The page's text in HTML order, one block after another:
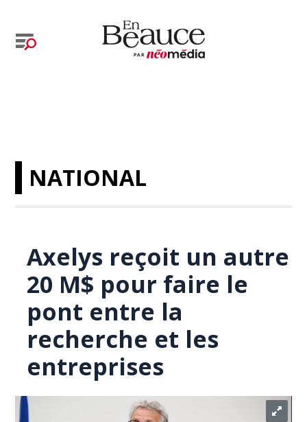
NATIONAL
Axelys reçoit un autre
20 M$ pour faire le
pont entre la
recherche et les
entreprises